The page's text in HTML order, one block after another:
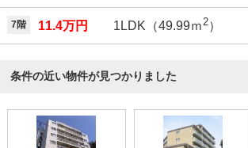
7階 11.4万円 1LDK（49.99ｍ2）
条件の近い物件が見つかりました